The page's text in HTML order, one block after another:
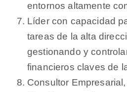
entornos altamente
Líder con capacidad
tareas de la alta
gestionando y
financieros claves de
Consultor